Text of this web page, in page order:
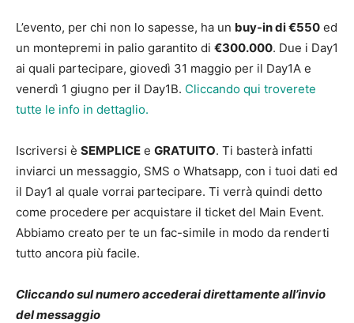
L’evento, per chi non lo sapesse, ha un buy-in di €550 ed
un montepremi in palio garantito di €300.000. Due i Day1
ai quali partecipare, giovedì 31 maggio per il Day1A e
venerdì 1 giugno per il Day1B. Cliccando qui troverete
tutte le info in dettaglio.
Iscriversi è SEMPLICE e GRATUITO. Ti basterà infatti
inviarci un messaggio, SMS o Whatsapp, con i tuoi dati ed
il Day1 al quale vorrai partecipare. Ti verrà quindi detto
come procedere per acquistare il ticket del Main Event.
Abbiamo creato per te un fac-simile in modo da renderti
tutto ancora più facile.
Cliccando sul numero accederai direttamente all’invio
del messaggio